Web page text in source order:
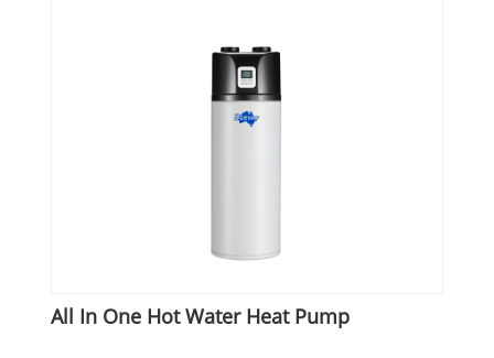
All In One Hot Water Heat Pump